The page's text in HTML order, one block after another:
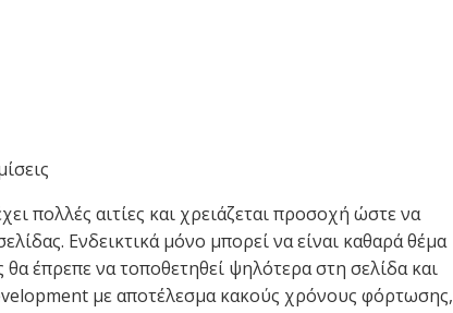
πολλές αιτίες και χρειάζεται προσοχή ώστε να
Ενδεικτικά μόνο μπορεί να είναι καθαρά θέμα
έπρεπε να τοποθετηθεί ψηλότερα στη σελίδα και
με αποτέλεσμα κακούς χρόνους φόρτωσης,